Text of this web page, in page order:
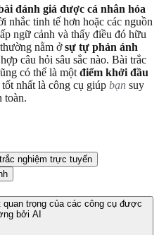
đánh giá được cá nhân hóa
nhắc tinh tế hơn hoặc các nguồn
ngữ cảnh và thấy điều đó hữu
nằm ởsự tự phản ánh
câu hỏi sâu sắc nào. Bài trắc
có thể là một điểm khởi đầu
nhất là công cụ giúp bạn suy
toàn.
nghiệm trực tuyến
trọng của các công cụ được
bởi AI